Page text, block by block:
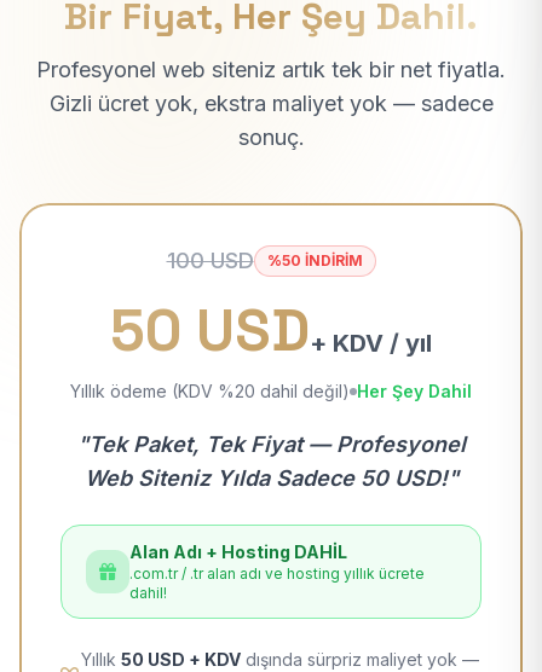
Bir Fiyat, Her Şey Dahil.
Profesyonel web siteniz artık tek bir net fiyatla.
Gizli ücret yok, ekstra maliyet yok — sadece
sonuç.
100 USD %50 İNDİRİM
50 USD+ KDV / yıl
Yıllık ödeme (KDV %20 dahil değil) Her Şey Dahil
"Tek Paket, Tek Fiyat — Profesyonel
Web Siteniz Yılda Sadece 50 USD!"
Alan Adı + Hosting DAHİL
.com.tr / .tr alan adı ve hosting yıllık ücrete
dahil!
Yıllık 50 USD + KDV dışında sürpriz maliyet yok —